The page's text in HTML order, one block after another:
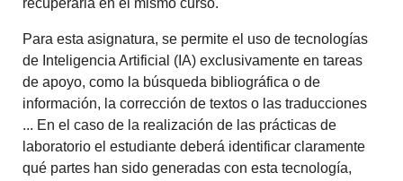
recuperarla en el mismo curso.
Para esta asignatura, se permite el uso de tecnologías
de Inteligencia Artificial (IA) exclusivamente en tareas
de apoyo, como la búsqueda bibliográfica o de
información, la corrección de textos o las traducciones
... En el caso de la realización de las prácticas de
laboratorio el estudiante deberá identificar claramente
qué partes han sido generadas con esta tecnología,